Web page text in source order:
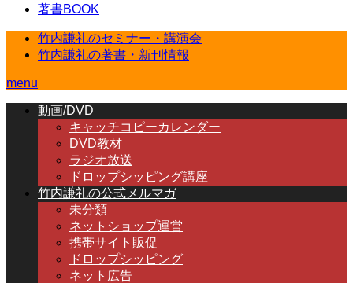
著書BOOK
竹内謙礼のセミナー・講演会
竹内謙礼の著書・新刊情報
menu
動画/DVD
キャッチコピーカレンダー
DVD教材
ラジオ放送
ドロップシッピング講座
竹内謙礼の公式メルマガ
未分類
ネットショップ運営
携帯サイト販促
ドロップシッピング
ネット広告